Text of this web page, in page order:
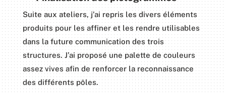
Suite aux ateliers, j’ai repris les divers éléments
produits pour les affiner et les rendre utilisables
dans la future communication des trois
structures. J’ai proposé une palette de couleurs
assez vives afin de renforcer la reconnaissance
des différents pôles.